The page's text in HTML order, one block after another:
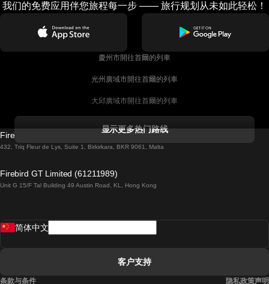
我们的免费应用伴您旅程每一步 —— 旅行规划从未如此轻松！
慶州市開往首爾的列車
光州廣域市開往首爾的列車
大邱廣域市開往首爾的列車
都柏林開往戈尔韦的列車
羅馬開往拿坡里的列車
显示更多热门路线
Firebird GT Limited (OC 1451)
432, Triq Fleur de Lys, Suite 1, Birkirkara, BKR 9061, Malta
Firebird GT Limited (61211989)
Unit G 15/F Tal Building 49 Austin Road, KL, Hong Kong
简体中文
客户支持
条款与条件 隐私政策声明